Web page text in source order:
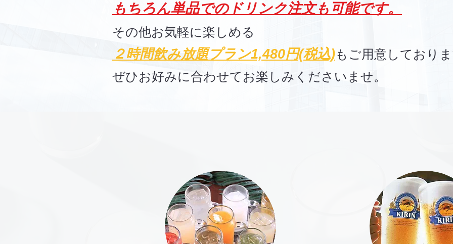
もちろん単品でのドリンク注文も可能です。
その他お気軽に楽しめる
２時間飲み放題プラン1,480円(税込)もご用意しており
ぜひお好みに合わせてお楽しみくださいませ。